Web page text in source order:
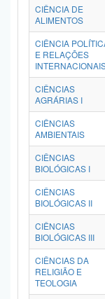
CIÊNCIA DE
ALIMENTOS
CIÊNCIA
E RELAÇÕES
CIÊNCIAS
AGRÁRIAS I
CIÊNCIAS
AMBIENTAIS
CIÊNCIAS
BIOLÓGICAS I
CIÊNCIAS
BIOLÓGICAS II
CIÊNCIAS
BIOLÓGICAS III
CIÊNCIAS DA
RELIGIÃO E
TEOLOGIA